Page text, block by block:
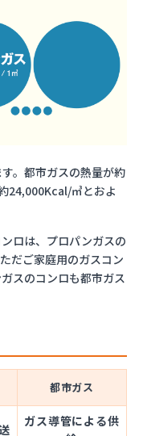
。都市ガスの熱量が約
24,000Kcal/㎥とおよ
ロは、プロパンガスの
だご家庭用のガスコン
スのコンロも都市ガス
都市ガス
ガス導管による供